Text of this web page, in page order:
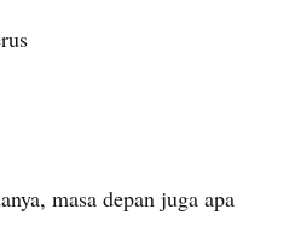
masa depan juga apa